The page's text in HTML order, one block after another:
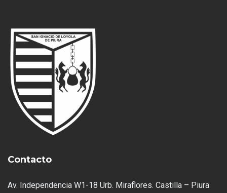
Contacto
Av. Independencia W1-18 Urb. Miraflores. Castilla – Piura